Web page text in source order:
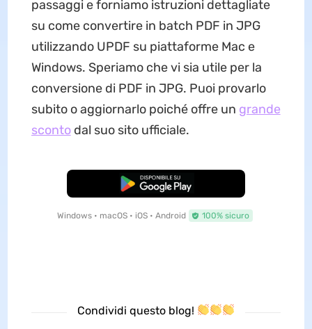
passaggi e forniamo istruzioni dettagliate
su come convertire in batch PDF in JPG
utilizzando UPDF su piattaforme Mac e
Windows. Speriamo che vi sia utile per la
conversione di PDF in JPG. Puoi provarlo
subito o aggiornarlo poiché offre un grande
scontodal suo sito ufficiale.
Download Gratis
Windows • macOS • iOS • Android 100% sicuro
Condividi questo blog!